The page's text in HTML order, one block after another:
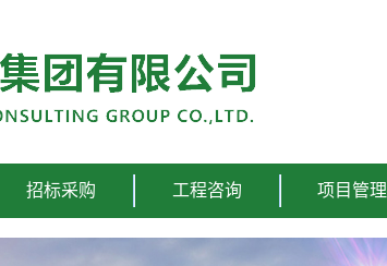
招标采购 工程咨询 项目管理